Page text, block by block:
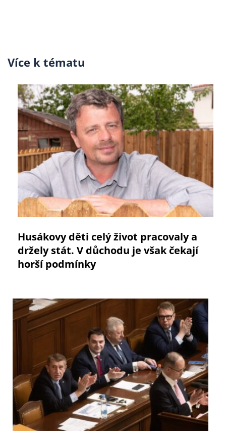
Více k tématu
Husákovy děti celý život pracovaly a
držely stát. V důchodu je však čekají
horší podmínky